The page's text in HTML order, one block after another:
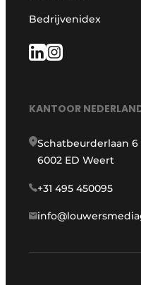
Bedrijvenidex
KANTOOR
Schatbeurderlaan 6
6002 ED Weert
+31 495 450095